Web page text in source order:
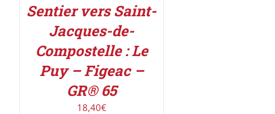
Sentier vers Saint-
Jacques-de-
Compostelle : Le
Puy – Figeac –
GR® 65
18,40€